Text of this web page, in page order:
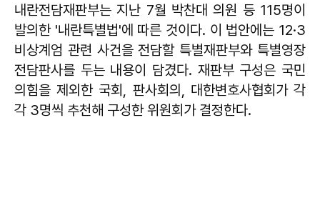
내란전담재판부는 지난 7월 박찬대 의원 등 115명이
발의한 '내란특별법'에 따른 것이다. 이 법안에는 12·3
비상계엄 관련 사건을 전담할 특별재판부와 특별영장
전담판사를 두는 내용이 담겼다. 재판부 구성은 국민
의힘을 제외한 국회, 판사회의, 대한변호사협회가 각
각 3명씩 추천해 구성한 위원회가 결정한다.